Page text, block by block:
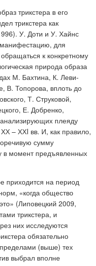
трикстера в его
трикстера как
У. Доти и У. Хайнс
манифестацию, для
к конкретному
природа образа
М. Бахтина, К. Леви-
В. Топорова, вплоть до
Т. Струковой,
Е. Добренко,
плеяду
ХХ – ХХI вв. И, как правило,
сумму
в момент предъявленных
приходится на период
«когда общество
(Липовецкий 2009,
трикстера, и
них исследуются
обязательно
пределами (выше) тех
выбрал вполне